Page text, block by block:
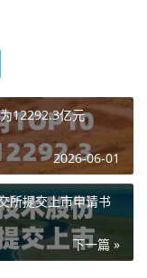
12292.3亿元
2026-06-01
所提交上市申请书
下一篇 »